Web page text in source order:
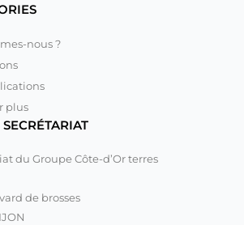
nous ?
plus
du Groupe Côte-d’Or terres
de brosses